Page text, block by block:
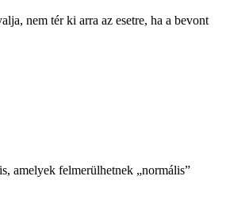
nem tér ki arra az esetre, ha a bevont
amelyek felmerülhetnek „normális”